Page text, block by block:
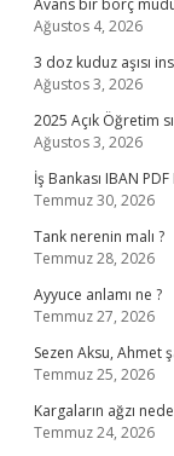
Avans bir borç
Ağustos 4, 2026
3 doz kuduz aşısı
Ağustos 3, 2026
2025 Açık Öğretim
Ağustos 3, 2026
İş Bankası IBAN PDF
Temmuz 30, 2026
Tank nerenin malı ?
Temmuz 28, 2026
Ayyuce anlamı ne ?
Temmuz 27, 2026
Sezen Aksu, Ahmet
Temmuz 25, 2026
Kargaların ağzı
Temmuz 24, 2026